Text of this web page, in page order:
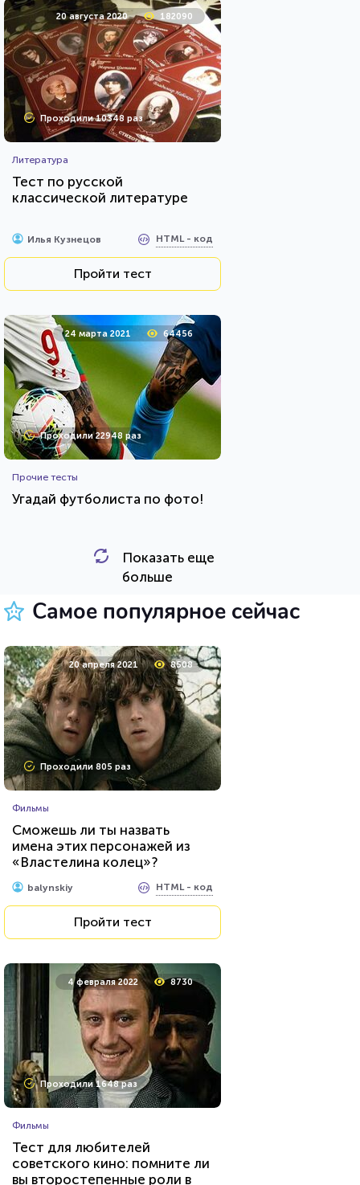
20 августа 2020 182090
Проходили 10348 раз
Литература
Тест по русской
классической литературе
Илья Кузнецов HTML - код
Пройти тест
24 марта 2021 64456
Проходили 22948 раз
Прочие тесты
Угадай футболиста по фото!
HTML - код
8 мая 2021 10542
Проходили 646 раз
Сериалы
Тест на знание персонажей
сериалов от Netflix
Пройти тест
15 февраля 2022
Проходили 7539 раз
Литература
Тест: Великие русские
писатели
Показать еще
больше
Самое популярное сейчас
20 апреля 2021 8508
Проходили 805 раз
Фильмы
Сможешь ли ты назвать
имена этих персонажей из
«Властелина колец»?
balynskiy HTML - код
Пройти тест
4 февраля 2022 8730
Проходили 1648 раз
Фильмы
Тест для любителей
советского кино: помните ли
вы второстепенные роли в